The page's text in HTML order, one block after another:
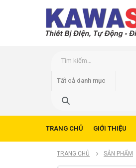
TRANG CHỦ GIỚI THIỆU
TRANG CHỦ SẢN PHẨM